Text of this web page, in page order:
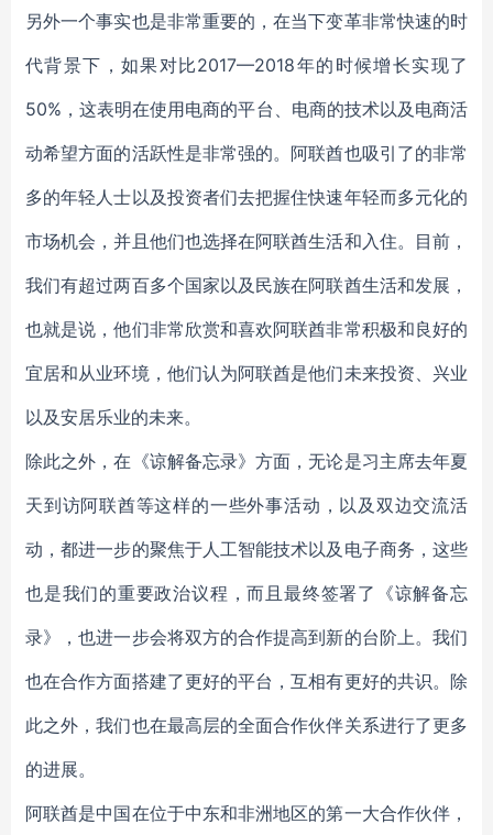
另外一个事实也是非常重要的，在当下变革非常快速的时
代背景下，如果对比2017—2018年的时候增长实现了
50%，这表明在使用电商的平台、电商的技术以及电商活
动希望方面的活跃性是非常强的。阿联酋也吸引了的非常
多的年轻人士以及投资者们去把握住快速年轻而多元化的
市场机会，并且他们也选择在阿联酋生活和入住。目前，
我们有超过两百多个国家以及民族在阿联酋生活和发展，
也就是说，他们非常欣赏和喜欢阿联酋非常积极和良好的
宜居和从业环境，他们认为阿联酋是他们未来投资、兴业
以及安居乐业的未来。
除此之外，在《谅解备忘录》方面，无论是习主席去年夏
天到访阿联酋等这样的一些外事活动，以及双边交流活
动，都进一步的聚焦于人工智能技术以及电子商务，这些
也是我们的重要政治议程，而且最终签署了《谅解备忘
录》，也进一步会将双方的合作提高到新的台阶上。我们
也在合作方面搭建了更好的平台，互相有更好的共识。除
此之外，我们也在最高层的全面合作伙伴关系进行了更多
的进展。
阿联酋是中国在位于中东和非洲地区的第一大合作伙伴，